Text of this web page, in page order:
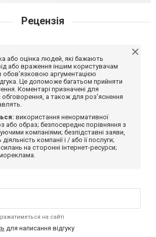
Рецензія
або оцінка людей, які бажають
або враження іншим користувачам
обов'язковою аргументацією
Це допоможе багатьом прийняти
Коментарі призначені для
обговорення, а також для роз'яснення
використання ненормативної
або образ; безпосереднє порівняння з
компаніями; безпідставні заяви,
компанії і / або її послуги;
на сторонні інтернет-ресурси;
на сайті
для написання відгуку